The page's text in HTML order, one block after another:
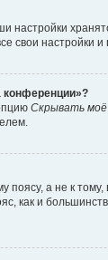
настройки
свои настройки и
конференции»?
Скрывать
а не к
как и